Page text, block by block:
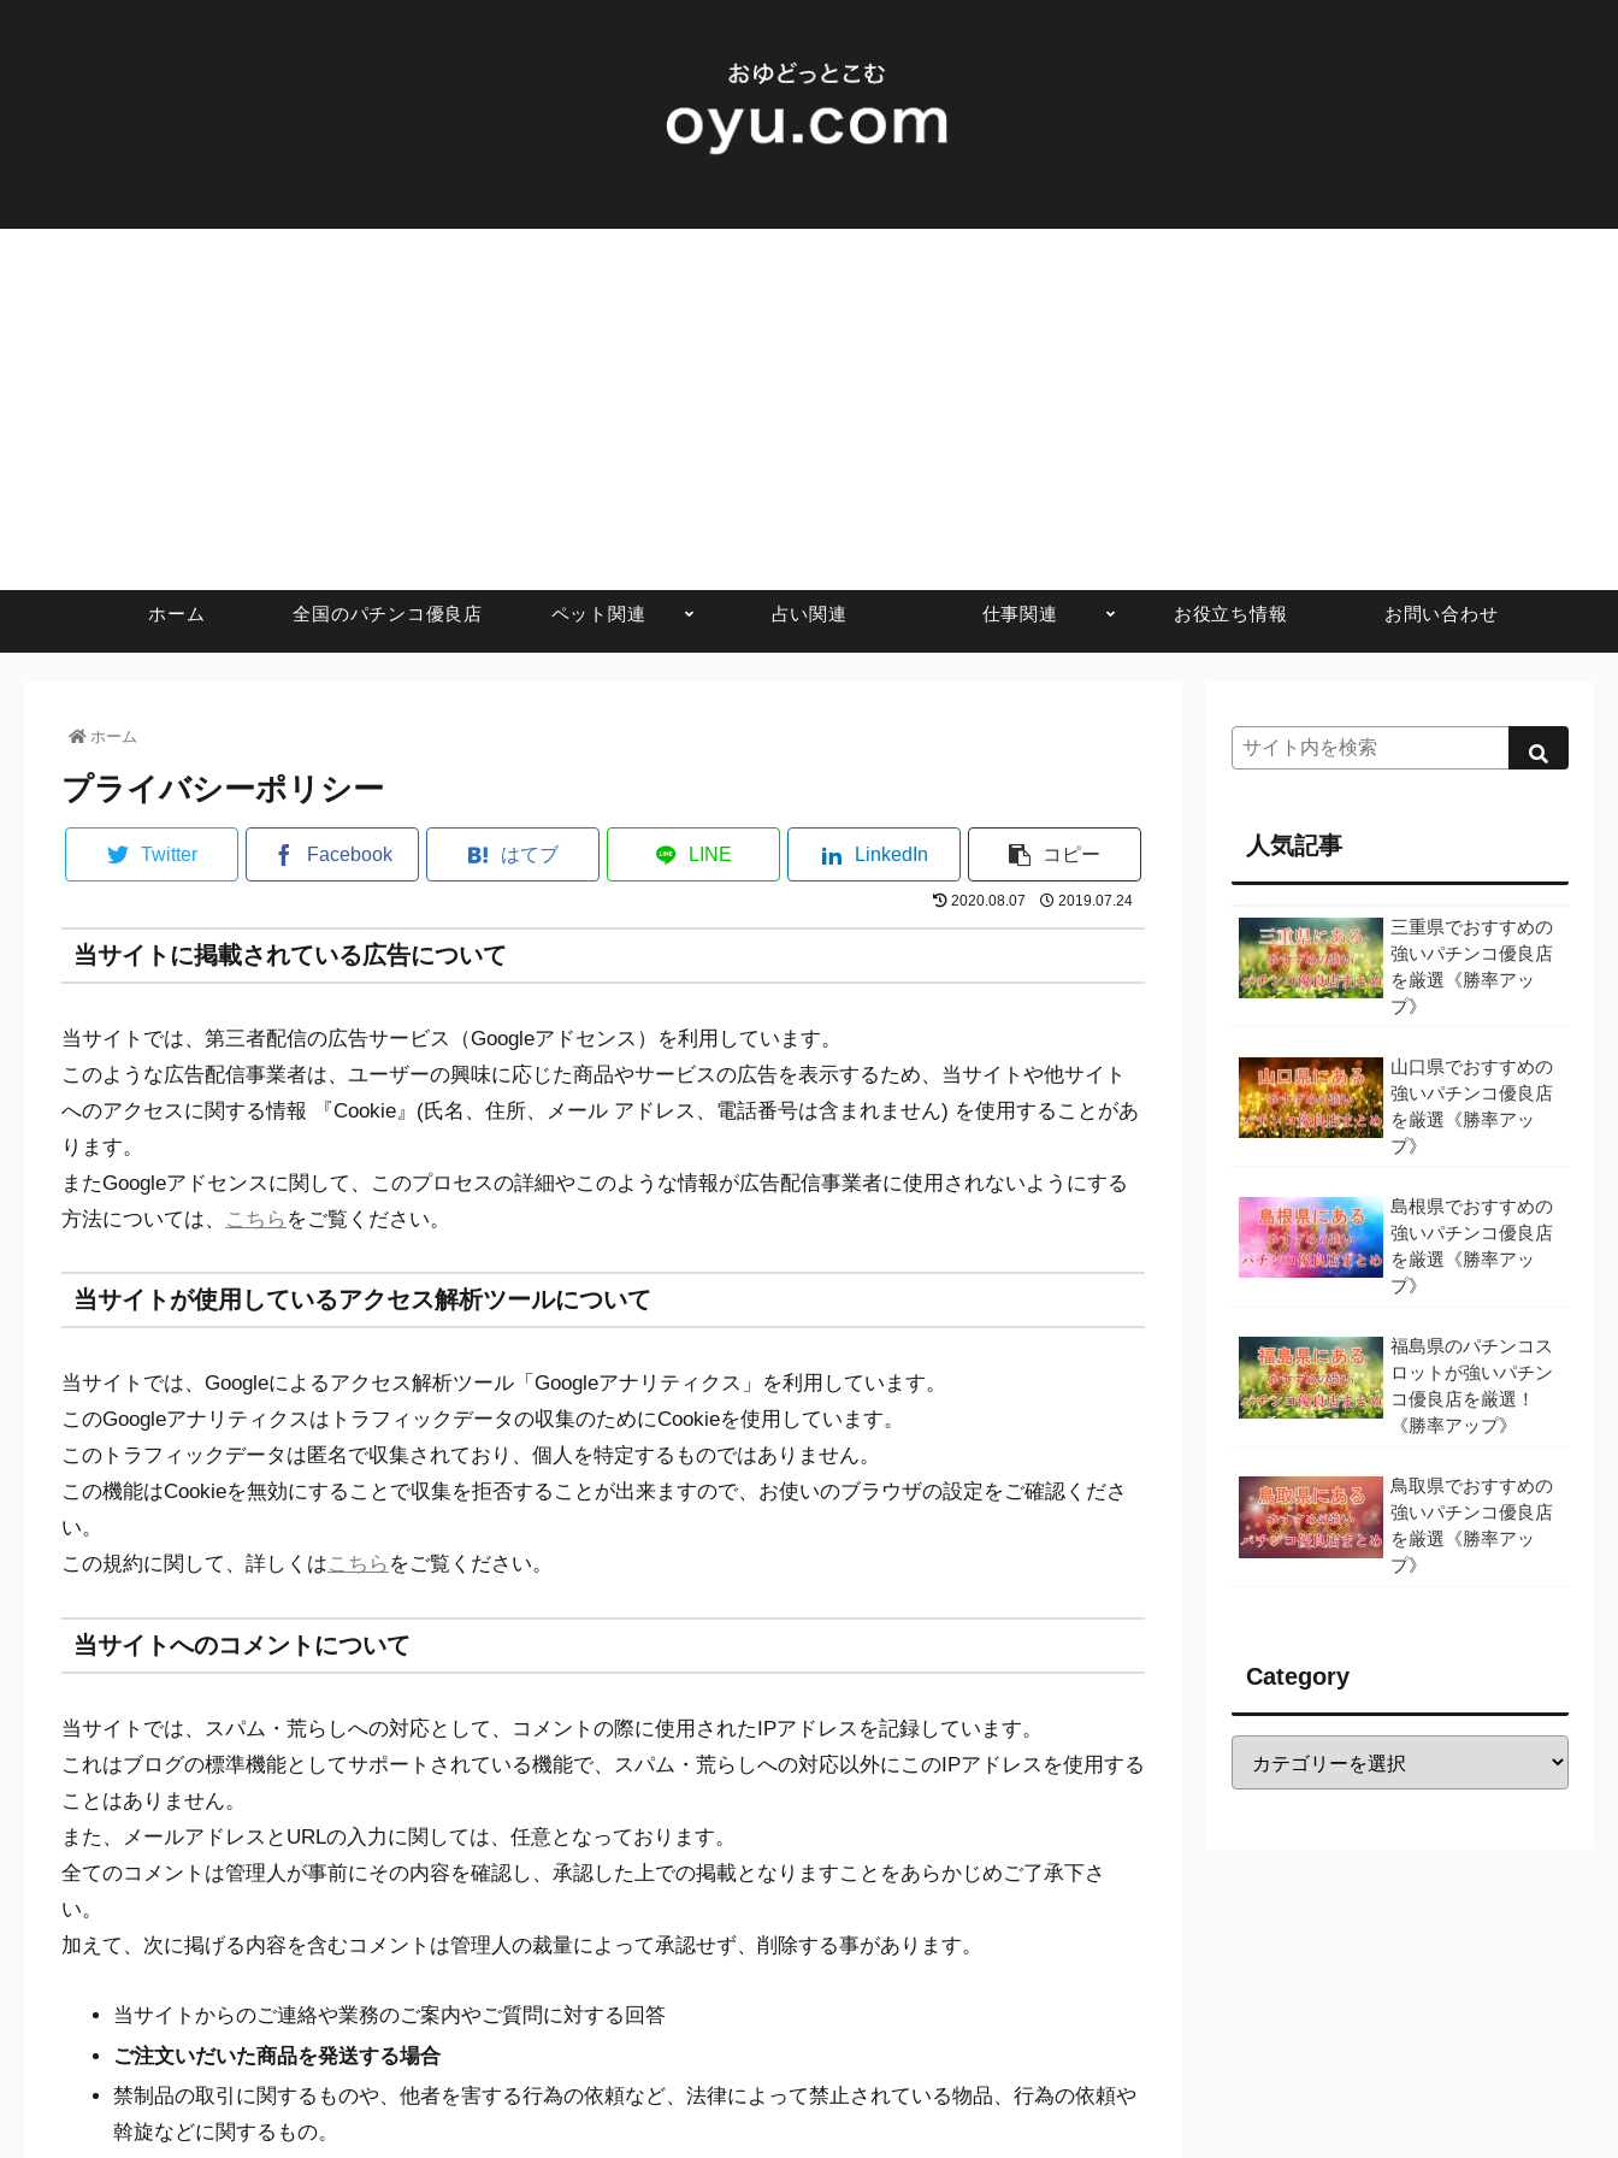
ホーム 全国のパチンコ優良店 ペット関連 占い関連 仕事関連 お役立ち情報 お問い合わせ
ホーム
プライバシーポリシー
Twitter Facebook はてブ LINE LinkedIn コピー
2020.08.07 2019.07.24
当サイトに掲載されている広告について
当サイトでは、第三者配信の広告サービス（Googleアドセンス）を利用しています。
このような広告配信事業者は、ユーザーの興味に応じた商品やサービスの広告を表示するため、当サイトや他サイト
へのアクセスに関する情報 『Cookie』(氏名、住所、メール アドレス、電話番号は含まれません) を使用することがあ
ります。
またGoogleアドセンスに関して、このプロセスの詳細やこのような情報が広告配信事業者に使用されないようにする
方法については、
こちら をご覧ください。
当サイトが使用しているアクセス解析ツールについて
当サイトでは、Googleによるアクセス解析ツール「Googleアナリティクス」を利用しています。
このGoogleアナリティクスはトラフィックデータの収集のためにCookieを使用しています。
このトラフィックデータは匿名で収集されており、個人を特定するものではありません。
この機能はCookieを無効にすることで収集を拒否することが出来ますので、お使いのブラウザの設定をご確認くださ
い。
この規約に関して、詳しくはこちら をご覧ください。
当サイトへのコメントについて
当サイトでは、スパム・荒らしへの対応として、コメントの際に使用されたIPアドレスを記録しています。
これはブログの標準機能としてサポートされている機能で、スパム・荒らしへの対応以外にこのIPアドレスを使用する
ことはありません。
また、メールアドレスとURLの入力に関しては、任意となっております。
全てのコメントは管理人が事前にその内容を確認し、承認した上での掲載となりますことをあらかじめご了承下さ
い。
加えて、次に掲げる内容を含むコメントは管理人の裁量によって承認せず、削除する事があります。
当サイトからのご連絡や業務のご案内やご質問に対する回答
ご注文いだいた商品を発送する場合
禁制品の取引に関するものや、他者を害する行為の依頼など、法律によって禁止されている物品、行為の依頼や
斡旋などに関するもの。
人気記事
三重県でおすすめの
強いパチンコ優良店
を厳選《勝率アッ
プ》
山口県でおすすめの
強いパチンコ優良店
を厳選《勝率アッ
プ》
島根県でおすすめの
強いパチンコ優良店
を厳選《勝率アッ
プ》
福島県のパチンコス
ロットが強いパチン
コ優良店を厳選！
《勝率アップ》
鳥取県でおすすめの
強いパチンコ優良店
を厳選《勝率アッ
プ》
Category